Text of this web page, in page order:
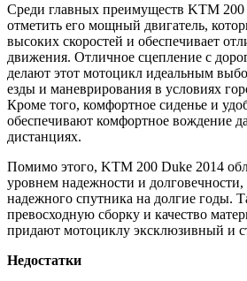
Среди главных преимуществ KTM
отметить его мощный двигатель,
высоких скоростей и обеспечивает
движения. Отличное сцепление с
делают этот мотоцикл идеальным
езды и маневрирования в условиях
Кроме того, комфортное сиденье и
обеспечивают комфортное вождение
дистанциях.
Помимо этого, KTM 200 Duke 2014
уровнем надежности и долговечности,
надежного спутника на долгие годы.
превосходную сборку и качество
придают мотоциклу эксклюзивный и
Недостатки